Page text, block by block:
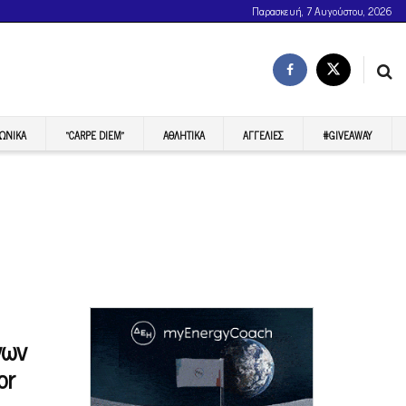
Παρασκευή, 7 Αυγούστου, 2026
“CARPE DIEM” ΑΘΛΗΤΙΚΆ ΑΓΓΕΛΊΕΣ #GIVEAWAY